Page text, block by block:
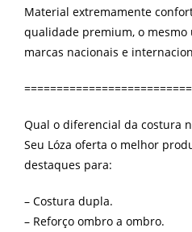
Material extremamente
qualidade premium, o
marcas nacionais e
Qual o diferencial da costura
Seu Lóza oferta o melhor
destaques para:
– Costura dupla.
– Reforço ombro a ombro.